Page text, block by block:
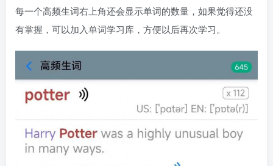
每一个高频生词右上角还会显示单词的数量，如果觉得还没
有掌握，可以加入单词学习库，方便以后再次学习。